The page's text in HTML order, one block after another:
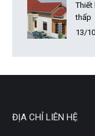
Thiết
thấp
13/
ĐỊA CHỈ LIÊN HỆ